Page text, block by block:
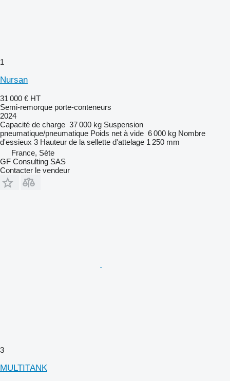
1
Nursan
31 000 € HT
Semi-remorque porte-conteneurs
2024
Capacité de charge 37 000 kg Suspension
pneumatique/pneumatique Poids net à vide 6 000 kg Nombre
d'essieux 3 Hauteur de la sellette d'attelage 1 250 mm
France, Sète
GF Consulting SAS
Contacter le vendeur
3
MULTITANK